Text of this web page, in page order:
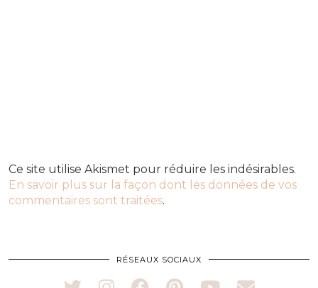
Ce site utilise Akismet pour réduire les indésirables.
En savoir plus sur la façon dont les données de vos
commentaires sont traitées.
RÉSEAUX SOCIAUX